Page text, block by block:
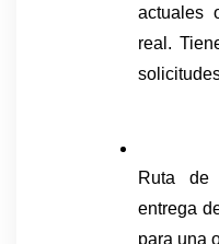
actuales
real.
Ruta de
entrega
para una